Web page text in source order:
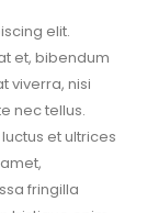
elit.
et, bibendum
viverra, nisi
nec tellus.
et ultrices
fringilla